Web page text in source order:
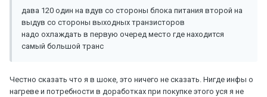
дава 120 один на вдув со стороны блока питания второй на
выдув со стороны выходных транзисторов
надо охлаждать в первую очеред место где находится
самый большой транс
Честно сказать что я в шоке, это ничего не сказать. Нигде инфы о
нагреве и потребности в доработках при покупке этого уся я не